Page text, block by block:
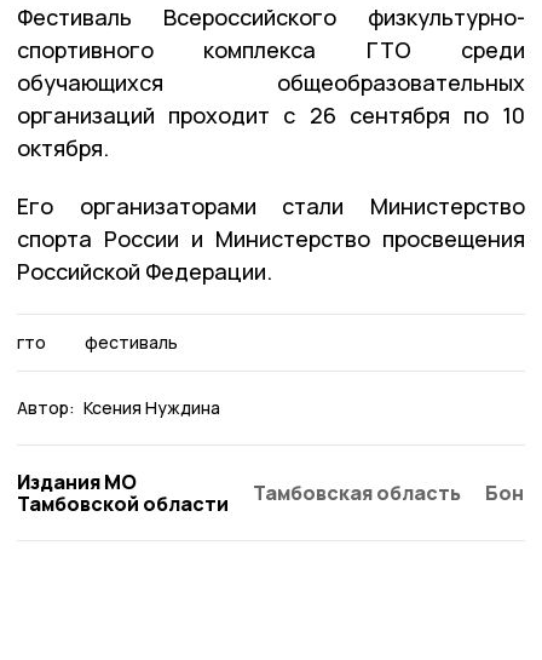
Фестиваль Всероссийского физкультурно-
спортивного комплекса ГТО среди
обучающихся общеобразовательных
организаций проходит с 26 сентября по 10
октября.
Его организаторами стали Министерство
спорта России и Министерство просвещения
Российской Федерации.
гто фестиваль
Автор: Ксения Нуждина
Издания МО
Тамбовской области
Тамбовская область